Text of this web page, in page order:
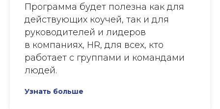
Программа будет полезна как для
действующих коучей, так и для
руководителей и лидеров
в компаниях, HR, для всех, кто
работает с группами и командами
людей.
Узнать больше